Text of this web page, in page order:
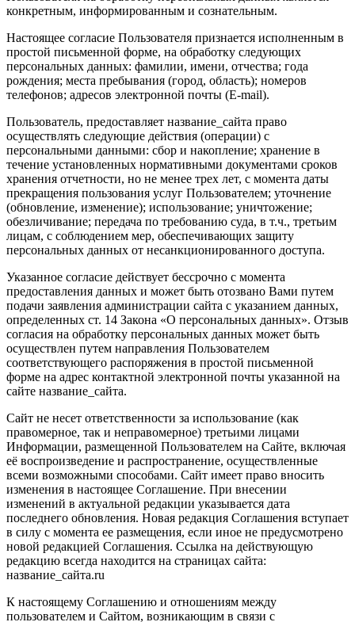
конкретным, информированным и сознательным.
Настоящее согласие Пользователя признается исполненным в
простой письменной форме, на обработку следующих
персональных данных: фамилии, имени, отчества; года
рождения; места пребывания (город, область); номеров
телефонов; адресов электронной почты (E-mail).
Пользователь, предоставляет название_сайта право
осуществлять следующие действия (операции) с
персональными данными: сбор и накопление; хранение в
течение установленных нормативными документами сроков
хранения отчетности, но не менее трех лет, с момента даты
прекращения пользования услуг Пользователем; уточнение
(обновление, изменение); использование; уничтожение;
обезличивание; передача по требованию суда, в т.ч., третьим
лицам, с соблюдением мер, обеспечивающих защиту
персональных данных от несанкционированного доступа.
Указанное согласие действует бессрочно с момента
предоставления данных и может быть отозвано Вами путем
подачи заявления администрации сайта с указанием данных,
определенных ст. 14 Закона «О персональных данных». Отзыв
согласия на обработку персональных данных может быть
осуществлен путем направления Пользователем
соответствующего распоряжения в простой письменной
форме на адрес контактной электронной почты указанной на
сайте название_сайта.
Сайт не несет ответственности за использование (как
правомерное, так и неправомерное) третьими лицами
Информации, размещенной Пользователем на Сайте, включая
её воспроизведение и распространение, осуществленные
всеми возможными способами. Сайт имеет право вносить
изменения в настоящее Соглашение. При внесении
изменений в актуальной редакции указывается дата
последнего обновления. Новая редакция Соглашения вступает
в силу с момента ее размещения, если иное не предусмотрено
новой редакцией Соглашения. Ссылка на действующую
редакцию всегда находится на страницах сайта:
название_сайта.ru
К настоящему Соглашению и отношениям между
пользователем и Сайтом, возникающим в связи с